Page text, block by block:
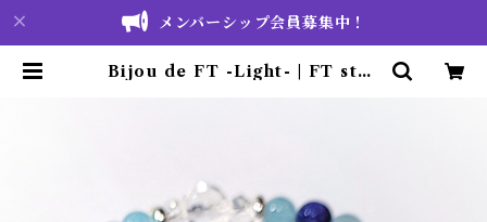
メンバーシップ会員募集中！
Bijou de FT -Light- | FT stor